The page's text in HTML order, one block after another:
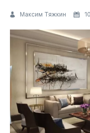
Максим Тяжкин